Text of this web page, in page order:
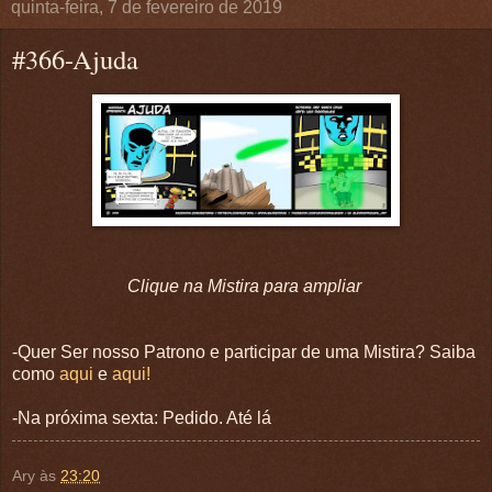
quinta-feira, 7 de fevereiro de 2019
#366-Ajuda
Clique na Mistira para ampliar
-Quer Ser nosso Patrono e participar de uma Mistira? Saiba
como aqui e aqui!
-Na próxima sexta: Pedido. Até lá
Ary às 23:20